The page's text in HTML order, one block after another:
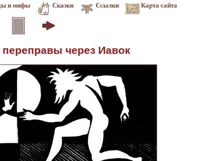
и мифы Сказки Ссылки Карта сайта
переправы через Иавок